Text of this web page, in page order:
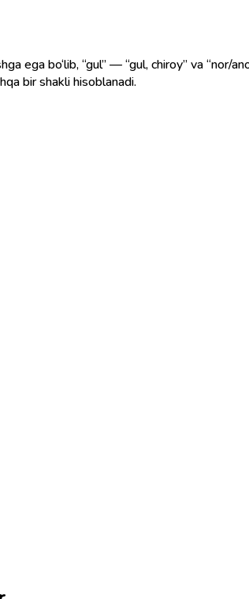
ega bo‘lib, “gul” — “gul, chiroy” va “nor/
bir shakli hisoblanadi.